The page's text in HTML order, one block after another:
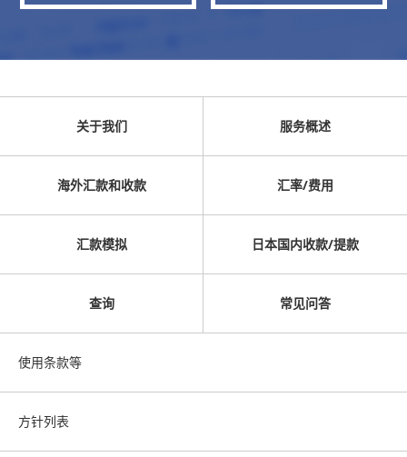
关于我们 服务概述
海外汇款和收款 汇率/费用
汇款模拟 日本国内收款/提款
查询 常见问答
使用条款等
方针列表